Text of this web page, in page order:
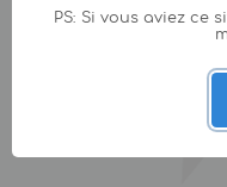
PS: Si vous aviez ce